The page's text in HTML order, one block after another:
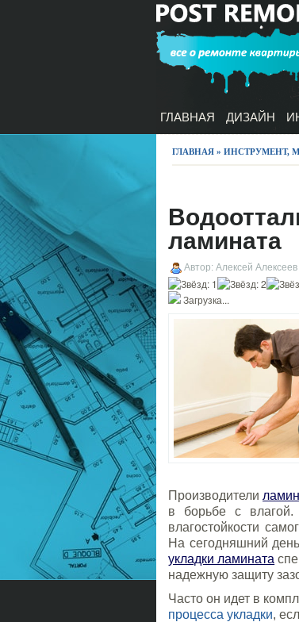
ГЛАВНАЯ ДИЗАЙН
ГЛАВНАЯ » ИНСТРУМЕНТ,
ламината
Автор: Алексей Алексеев
Загрузка...
Производители
в борьбе с влагой.
влагостойкости
На сегодняшний
укладки ламината
надежную защиту
Часто он идет в
процесса укладки,